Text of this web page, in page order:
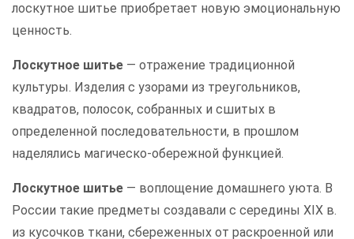
лоскутное шитье приобретает новую эмоциональную
ценность.
Лоскутное шитье — отражение традиционной
культуры. Изделия с узорами из треугольников,
квадратов, полосок, собранных и сшитых в
определенной последовательности, в прошлом
наделялись магическо-обережной функцией.
Лоскутное шитье — воплощение домашнего уюта. В
России такие предметы создавали с середины ХIХ в.
из кусочков ткани, сбереженных от раскроенной или